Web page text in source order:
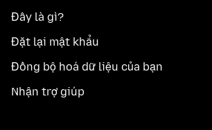
Đây là gì?
Đặt lại mật khẩu
Đồng bộ hoá dữ liệu của bạn
Nhận trợ giúp